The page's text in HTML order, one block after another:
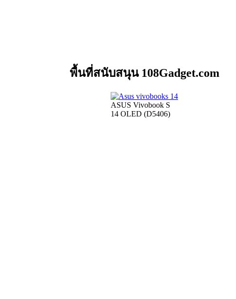
พื้นที่สนับสนุน 108Gadget.com
ASUS Vivobook S
14 OLED (D5406)